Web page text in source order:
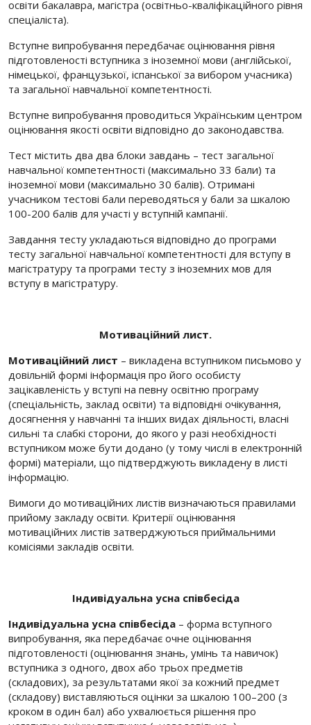
освіти бакалавра, магістра (освітньо-кваліфікаційного рівня
спеціаліста).
Вступне випробування передбачає оцінювання рівня
підготовленості вступника з іноземної мови (англійської,
німецької, французької, іспанської за вибором учасника)
та загальної навчальної компетентності.
Вступне випробування проводиться Українським центром
оцінювання якості освіти відповідно до законодавства.
Тест містить два два блоки завдань – тест загальної
навчальної компетентності (максимально 33 бали) та
іноземної мови (максимально 30 балів). Отримані
учасником тестові бали переводяться у бали за шкалою
100-200 балів для участі у вступній кампанії.
Завдання тесту укладаються відповідно до програми
тесту загальної навчальної компетентності для вступу в
магістратуру та програми тесту з іноземних мов для
вступу в магістратуру.
Мотиваційний лист.
Мотиваційний лист – викладена вступником письмово у
довільній формі інформація про його особисту
зацікавленість у вступі на певну освітню програму
(спеціальність, заклад освіти) та відповідні очікування,
досягнення у навчанні та інших видах діяльності, власні
сильні та слабкі сторони, до якого у разі необхідності
вступником може бути додано (у тому числі в електронній
формі) матеріали, що підтверджують викладену в листі
інформацію.
Вимоги до мотиваційних листів визначаються правилами
прийому закладу освіти. Критерії оцінювання
мотиваційних листів затверджуються приймальними
комісіями закладів освіти.
Індивідуальна усна співбесіда
Індивідуальна усна співбесіда – форма вступного
випробування, яка передбачає очне оцінювання
підготовленості (оцінювання знань, умінь та навичок)
вступника з одного, двох або трьох предметів
(складових), за результатами якої за кожний предмет
(складову) виставляються оцінки за шкалою 100–200 (з
кроком в один бал) або ухвалюється рішення про